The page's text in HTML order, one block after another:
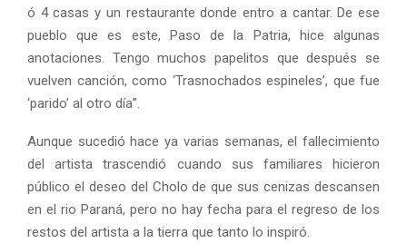
ó 4 casas y un restaurante donde entro a cantar. De ese
pueblo que es este, Paso de la Patria, hice algunas
anotaciones. Tengo muchos papelitos que después se
vuelven canción, como ‘Trasnochados espineles’, que fue
‘parido’ al otro día”.
Aunque sucedió hace ya varias semanas, el fallecimiento
del artista trascendió cuando sus familiares hicieron
público el deseo del Cholo de que sus cenizas descansen
en el rio Paraná, pero no hay fecha para el regreso de los
restos del artista a la tierra que tanto lo inspiró.